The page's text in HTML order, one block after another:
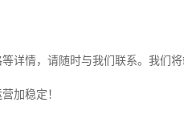
详情，请随时与我们联系。我们将
加稳定！